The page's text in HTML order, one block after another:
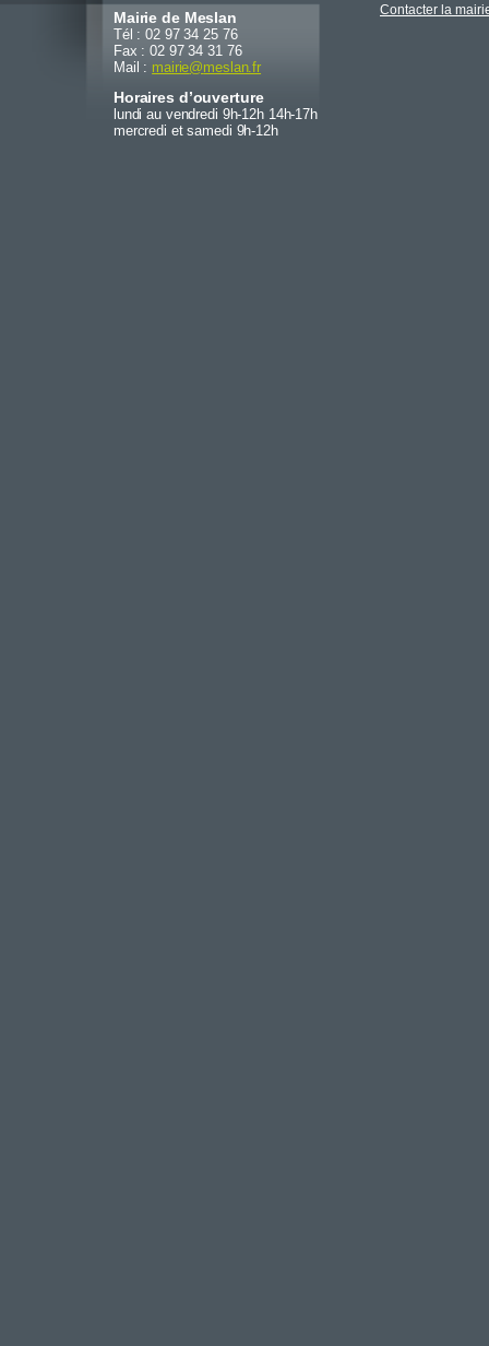
Mairie de Meslan
Tél : 02 97 34 25 76
Fax : 02 97 34 31 76
Mail : mairie@meslan.fr
Horaires d’ouverture
lundi au vendredi 9h-12h 14h-17h
mercredi et samedi 9h-12h
Contacter la